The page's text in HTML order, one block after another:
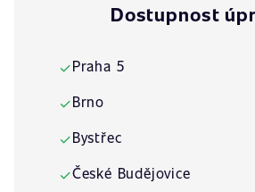
Dostupnost
✓Praha 5
✓Brno
✓Bystřec
✓České Budějovice